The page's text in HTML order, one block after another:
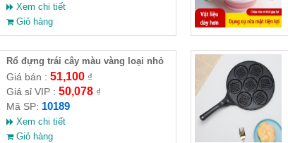
Xem chi tiết
Giỏ hàng
Rổ đựng trái cây màu vàng loại nhỏ
10 góc 27x6.5cm
Giá bán : 51,100₫
Giá sỉ VIP : 50,078₫
Mã SP: 10189
Xem chi tiết
Giỏ hàng